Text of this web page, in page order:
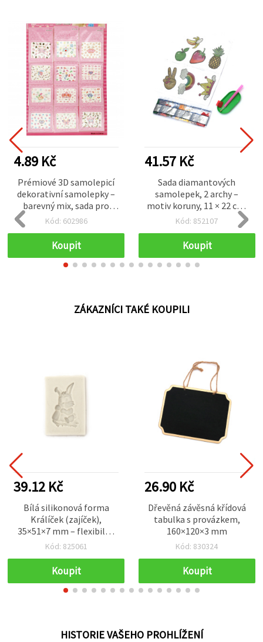
4.89 Kč
Prémiové 3D samolepicí
dekorativní samolepky –
barevný mix, sada pro
kreativní tvoření
Kód: 602986
Koupit
41.57 Kč
Sada diamantových
samolepek, 2 archy –
motiv koruny, 11 × 22 cm,
samolepicí výřezy pro
scrapbooking a DIY
zdobení
Kód: 852107
Koupit
ZÁKAZNÍCI TAKÉ KOUPILI
39.12 Kč
Bílá silikonová forma
Králíček (zajíček),
35×51×7 mm – flexibilní,
opakovaně použitelná
epoxidovou pryskyřici,
polymerovou hmotu,
mýdla a vosk; roztomilý
Kód: 825061
Koupit
26.90 Kč
Dřevěná závěsná křídová
tabulka s provázkem,
160×120×3 mm
Kód: 830324
Koupit
HISTORIE VAŠEHO PROHLÍŽENÍ